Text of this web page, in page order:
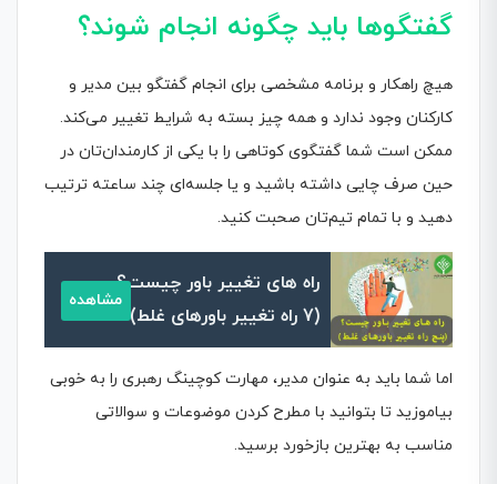
گفتگوها باید چگونه انجام شوند؟
هیچ راهکار و برنامه مشخصی برای انجام گفتگو بین مدیر و
کارکنان وجود ندارد و همه چیز بسته به شرایط تغییر می‌کند.
ممکن است شما گفتگوی کوتاهی را با یکی از کارمندان‌تان در
حین صرف چایی داشته باشید و یا جلسه‌ای چند ساعته ترتیب
دهید و با تمام تیم‌تان صحبت کنید.
راه های تغییر باور چیست؟
(7 راه تغییر باورهای غلط)
مشاهده
اما شما باید به عنوان مدیر، مهارت کوچینگ رهبری را به خوبی
بیاموزید تا بتوانید با مطرح کردن موضوعات و سوالاتی
مناسب به بهترین بازخورد برسید.